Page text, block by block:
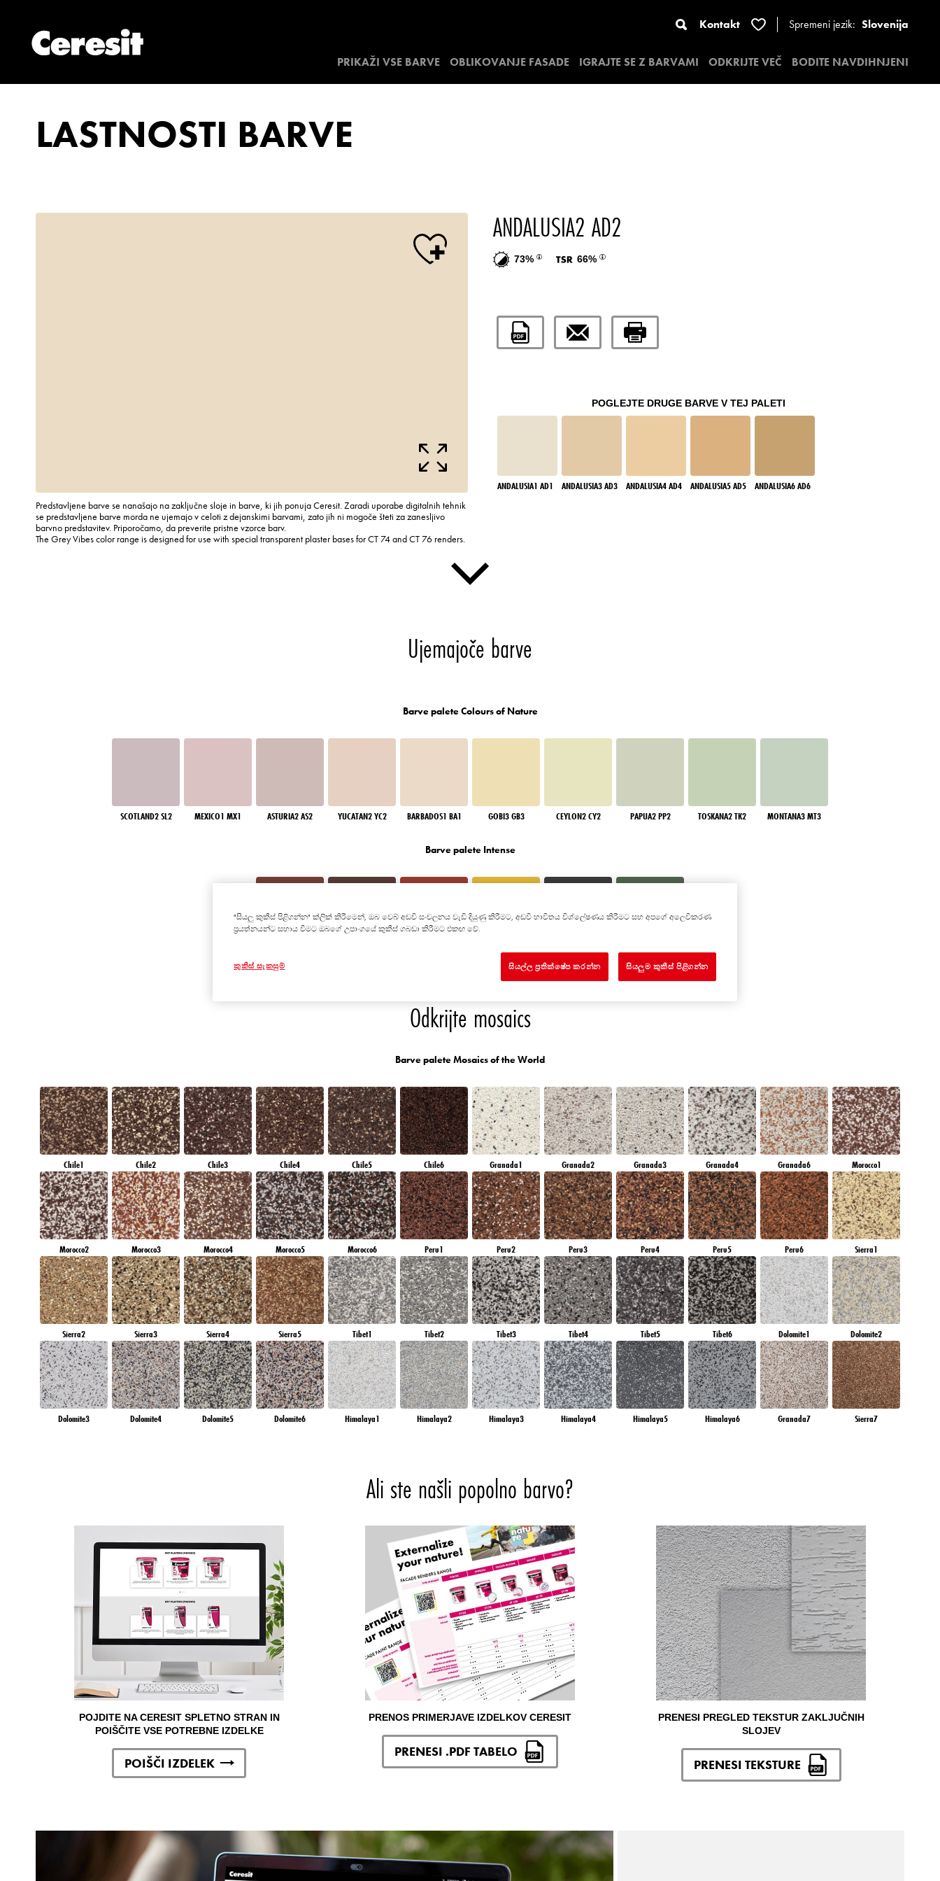
Kontakt Spremeni jezik: Slovenija
PRIKAŽI VSE BARVE OBLIKOVANJE FASADE IGRAJTE SE Z BARVAMI ODKRIJTE VEČ BODITE NAVDIHNJENI
LASTNOSTI BARVE
Predstavljene barve se nanašajo na zaključne sloje in barve, ki jih ponuja Ceresit. Zaradi uporabe digitalnih tehnik
se predstavljene barve morda ne ujemajo v celoti z dejanskimi barvami, zato jih ni mogoče šteti za zanesljivo
barvno predstavitev. Priporočamo, da preverite pristne vzorce barv.
The Grey Vibes color range is designed for use with special transparent plaster bases for CT 74 and CT 76 renders.
ANDALUSIA2 AD2
73% 66%
POGLEJTE DRUGE BARVE V TEJ PALETI
ANDALUSIA1 AD1 ANDALUSIA3 AD3 ANDALUSIA4 AD4 ANDALUSIA5 AD5 ANDALUSIA6 AD6
Ujemajoče barve
Barve palete Colours of Nature
SCOTLAND2 SL2 MEXICO1 MX1 ASTURIA2 AS2 YUCATAN2 YC2 BARBADOS1 BA1 GOBI3 GB3 CEYLON2 CY2 PAPUA2 PP2 TOSKANA2 TK2 MONTANA3 MT3
Barve palete Intense
AMBER JEWEL DIAMOND EVENING EMERALD FIELD
Odkrijte mosaics
Barve palete Mosaics of the World
Chile1 Chile2 Chile3 Chile4 Chile5 Chile6 Granada1 Granada2 Granada3 Granada4 Granada6 Morocco1
Morocco2 Morocco3 Morocco4 Morocco5 Morocco6 Peru1 Peru2 Peru3 Peru4 Peru5 Peru6 Sierra1
Sierra2 Sierra3 Sierra4 Sierra5 Tibet1 Tibet2 Tibet3 Tibet4 Tibet5 Tibet6 Dolomite1 Dolomite2
Dolomite3 Dolomite4 Dolomite5 Dolomite6 Himalaya1 Himalaya2 Himalaya3 Himalaya4 Himalaya5 Himalaya6 Granada7 Sierra7
Ali ste našli popolno barvo?
POJDITE NA CERESIT SPLETNO STRAN IN
POIŠČITE VSE POTREBNE IZDELKE
POIŠČI IZDELEK
PRENOS PRIMERJAVE IZDELKOV CERESIT
PRENESI .PDF TABELO
PRENESI PREGLED TEKSTUR ZAKLJUČNIH
SLOJEV
PRENESI TEKSTURE
"සියලු කුකීස් පිළිගන්න" ක්ලික් කිරීමෙන්, ඔබ වෙබ් අඩවි සංචලනය වැඩි දියුණු කිරීමට, අඩවි භාවිතය විශ්ලේෂණය කිරීමට සහ අපගේ අලෙවිකරණ
ප්‍රයත්නයන්ට සහාය වීමට ඔබගේ උපාංගයේ කුකීස් ගබඩා කිරීමට එකඟ වේ.
කුකීස් සැකසුම් සියල්ල ප්‍රතික්ෂේප කරන්න සියලුම කුකීස් පිළිගන්න